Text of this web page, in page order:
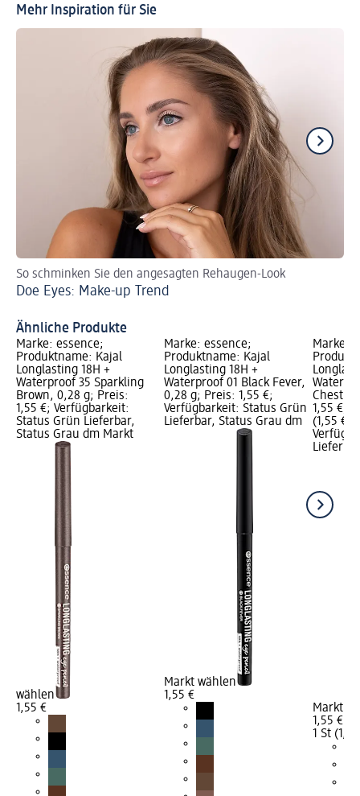
Mehr Inspiration für Sie
So schminken Sie den angesagten Rehaugen-Look
Doe Eyes: Make-up Trend
Ähnliche Produkte
Marke: essence;
Produktname: Kajal
Longlasting 18H +
Waterproof 35 Sparkling
Brown, 0,28 g; Preis:
1,55 €; Verfügbarkeit:
Status Grün Lieferbar,
Status Grau dm Markt
wählen
1,55 €
Marke: essence;
Produktname: Kajal
Longlasting 18H +
Waterproof 01 Black Fever,
0,28 g; Preis: 1,55 €;
Verfügbarkeit: Status Grün
Lieferbar, Status Grau dm
Markt wählen
1,55 €
Marke:
1,55 €;
(1,55 €
Markt
1,55 €
1 St